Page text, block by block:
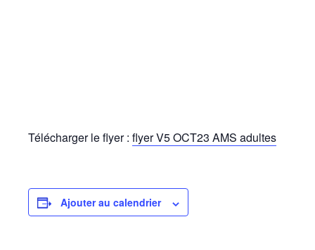
Télécharger le flyer : flyer V5 OCT23 AMS adultes
Ajouter au calendrier